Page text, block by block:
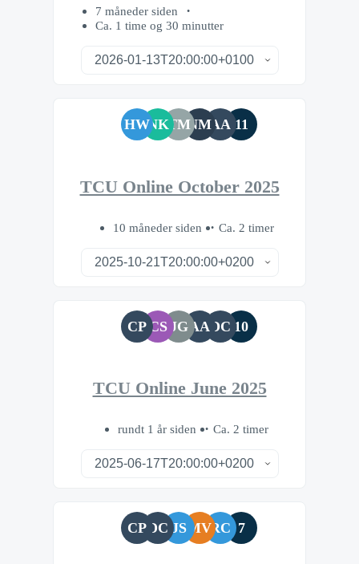
7 måneder siden
Ca. 1 time og 30 minutter
HWNKTMNMAA 11
TCU Online October 2025
10 måneder siden Ca. 2 timer
CP CS JG AA DC 10
TCU Online June 2025
rundt 1 år siden Ca. 2 timer
CP DC JS MVRC 7